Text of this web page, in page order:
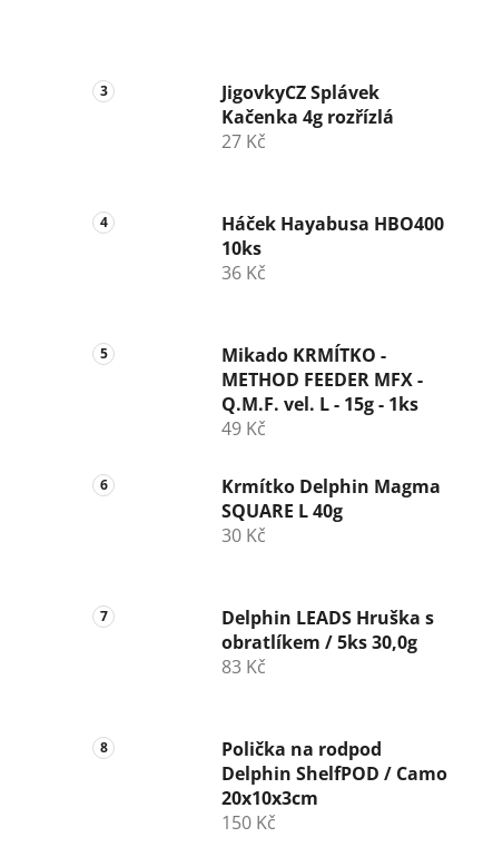
JigovkyCZ Splávek
Kačenka 4g rozřízlá
27 Kč
Háček Hayabusa HBO400
10ks
36 Kč
Mikado KRMÍTKO -
METHOD FEEDER MFX -
Q.M.F. vel. L - 15g - 1ks
49 Kč
Krmítko Delphin Magma
SQUARE L 40g
30 Kč
Delphin LEADS Hruška s
obratlíkem / 5ks 30,0g
83 Kč
Polička na rodpod
Delphin ShelfPOD / Camo
20x10x3cm
150 Kč